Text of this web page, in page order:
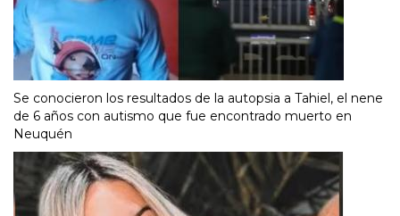
Se conocieron los resultados de la autopsia a Tahiel, el nene
de 6 años con autismo que fue encontrado muerto en
Neuquén